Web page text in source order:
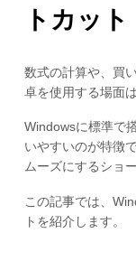
トカット
数式の計算や、買
卓を使用する場面
Windowsに標準で
いやすいのが特徴
ムーズにするショ
この記事では、
トを紹介します。